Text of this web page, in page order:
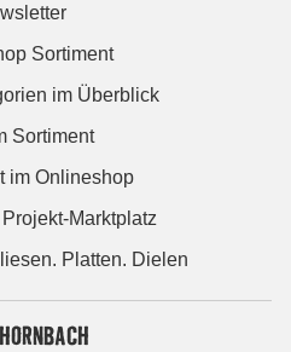
Sortiment
im Überblick
Sortiment
im Onlineshop
Marktplatz
Platten. Dielen